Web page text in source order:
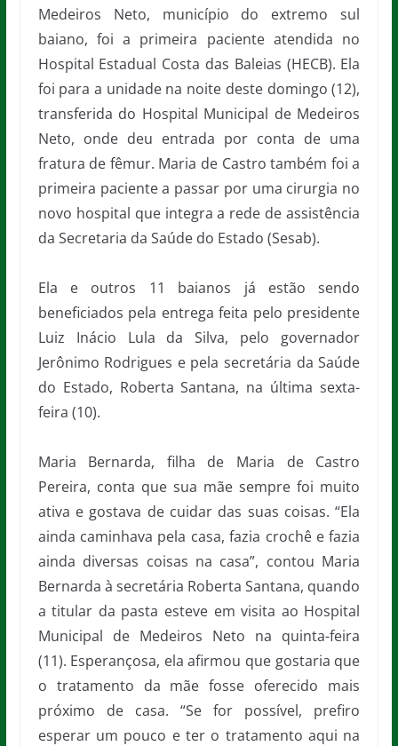
Medeiros Neto, município do extremo sul
baiano, foi a primeira paciente atendida no
Hospital Estadual Costa das Baleias (HECB). Ela
foi para a unidade na noite deste domingo (12),
transferida do Hospital Municipal de Medeiros
Neto, onde deu entrada por conta de uma
fratura de fêmur. Maria de Castro também foi a
primeira paciente a passar por uma cirurgia no
novo hospital que integra a rede de assistência
da Secretaria da Saúde do Estado (Sesab).
Ela e outros 11 baianos já estão sendo
beneficiados pela entrega feita pelo presidente
Luiz Inácio Lula da Silva, pelo governador
Jerônimo Rodrigues e pela secretária da Saúde
do Estado, Roberta Santana, na última sexta-
feira (10).
Maria Bernarda, filha de Maria de Castro
Pereira, conta que sua mãe sempre foi muito
ativa e gostava de cuidar das suas coisas. “Ela
ainda caminhava pela casa, fazia crochê e fazia
ainda diversas coisas na casa”, contou Maria
Bernarda à secretária Roberta Santana, quando
a titular da pasta esteve em visita ao Hospital
Municipal de Medeiros Neto na quinta-feira
(11). Esperançosa, ela afirmou que gostaria que
o tratamento da mãe fosse oferecido mais
próximo de casa. “Se for possível, prefiro
esperar um pouco e ter o tratamento aqui na